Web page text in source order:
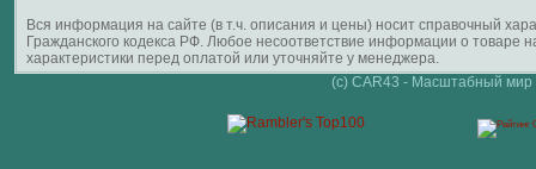
Вся информация на сайте (в т.ч. описания и цены) носит справочный
Гражданского кодекса РФ. Любое несоответствие информации о
характеристики перед оплатой или уточняйте у менеджера.
(c) CAR43 - Масштабный мир